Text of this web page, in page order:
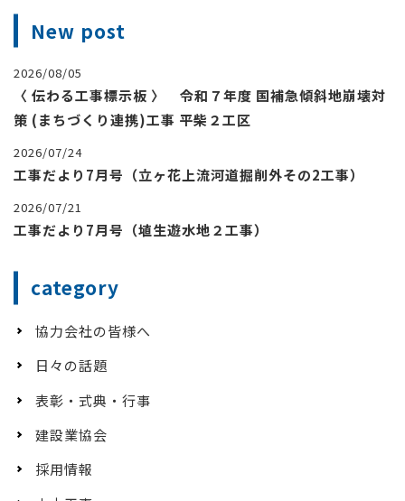
New post
2026/08/05
〈 伝わる工事標示板 〉 令和７年度 国補急傾斜地崩壊対
策 (まちづくり連携)工事 平柴２工区
2026/07/24
工事だより7月号（立ヶ花上流河道掘削外その2工事）
2026/07/21
工事だより7月号（埴生遊水地２工事）
category
協力会社の皆様へ
日々の話題
表彰・式典・行事
建設業協会
採用情報